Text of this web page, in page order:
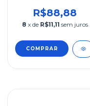
R$88,88
8 x de R$11,11 sem juros
COMPRAR